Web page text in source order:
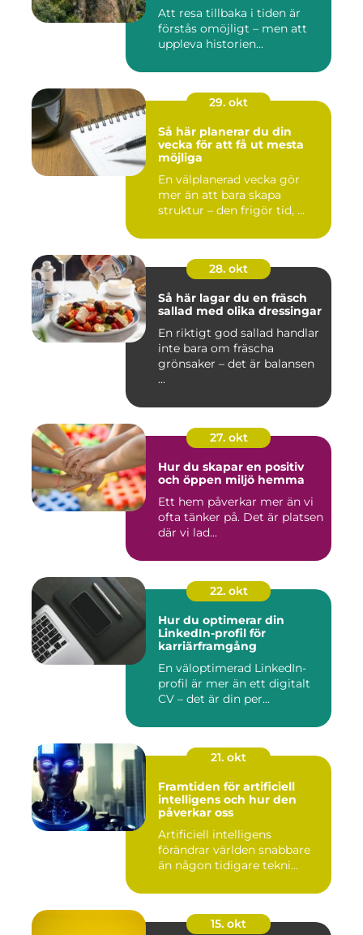
Att resa tillbaka i tiden är
förstås omöjligt – men att
uppleva historien...
29. okt
Så här planerar du din
vecka för att få ut mesta
möjliga
En välplanerad vecka gör
mer än att bara skapa
struktur – den frigör tid, ...
28. okt
Så här lagar du en fräsch
sallad med olika dressingar
En riktigt god sallad handlar
inte bara om fräscha
grönsaker – det är balansen
...
27. okt
Hur du skapar en positiv
och öppen miljö hemma
Ett hem påverkar mer än vi
ofta tänker på. Det är platsen
där vi lad...
22. okt
Hur du optimerar din
LinkedIn-profil för
karriärframgång
En väloptimerad LinkedIn-
profil är mer än ett digitalt
CV – det är din per...
21. okt
Framtiden för artificiell
intelligens och hur den
påverkar oss
Artificiell intelligens
förändrar världen snabbare
än någon tidigare tekni...
15. okt